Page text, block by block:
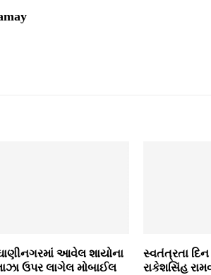
આવેલ શાયોના
ઉપર લાગેલ મોબાઈલ
સ્વતંત્રતા દિન
રાકેશસિંહ